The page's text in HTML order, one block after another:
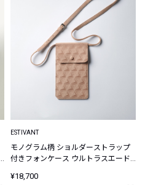
ESTIVANT
モノグラム柄 ショルダーストラップ
付きフォンケース ウルトラスエード
¥18,700